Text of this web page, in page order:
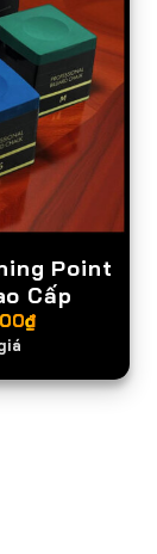
Point
Cấp
₫Giá
260.000₫.